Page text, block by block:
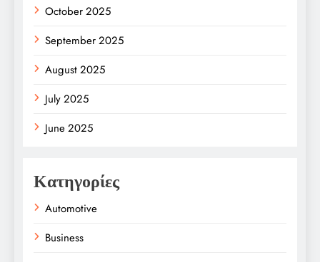
October 2025
September 2025
August 2025
July 2025
June 2025
Κατηγορίες
Automotive
Business